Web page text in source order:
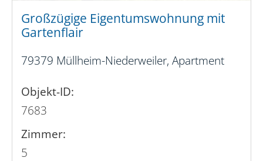
Großzügige Eigentumswohnung mit
Gartenflair
79379 Müllheim-Niederweiler, Apartment
Objekt-ID:
7683
Zimmer:
5